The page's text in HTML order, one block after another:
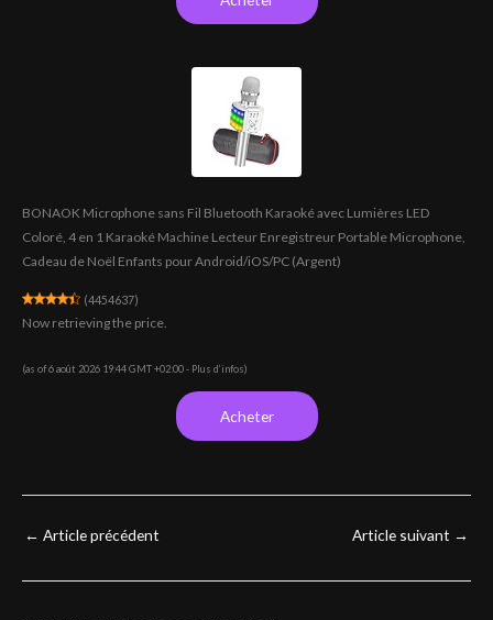
BONAOK Microphone sans Fil Bluetooth Karaoké avec Lumières LED
Coloré, 4 en 1 Karaoké Machine Lecteur Enregistreur Portable Microphone,
Cadeau de Noël Enfants pour Android/iOS/PC (Argent)
(4454637)
Now retrieving the price.
(as of 6 août 2026 19:44 GMT +02:00 - Plus d’infos)
Acheter
← Article précédent Article suivant →